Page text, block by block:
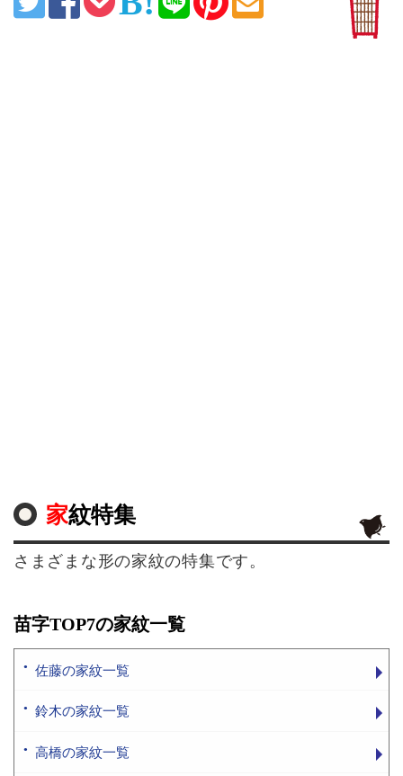
家紋特集
さまざまな形の家紋の特集です。
苗字TOP7の家紋一覧
佐藤の家紋一覧
鈴木の家紋一覧
高橋の家紋一覧